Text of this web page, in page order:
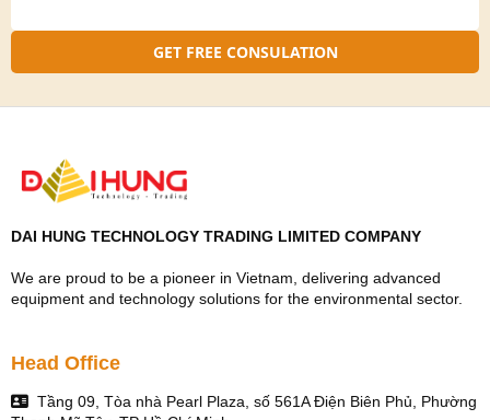
GET FREE CONSULATION
DAI HUNG TECHNOLOGY TRADING LIMITED COMPANY
We are proud to be a pioneer in Vietnam, delivering advanced
equipment and technology solutions for the environmental sector.
Head Office
Tầng 09, Tòa nhà Pearl Plaza, số 561A Điện Biên Phủ, Phường